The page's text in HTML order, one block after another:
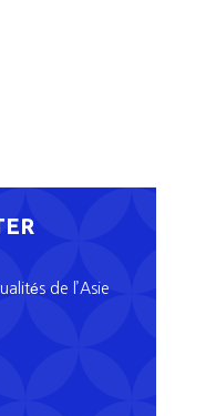
de l’Asie